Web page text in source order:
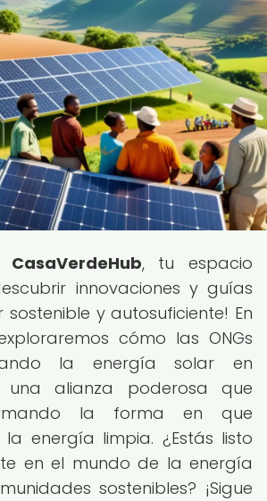
CasaVerdeHub, tu espacio
innovaciones y guías
y autosuficiente! En
cómo las ONGs
la energía solar en
una alianza poderosa que
la forma en que
energía limpia. ¿Estás listo
en el mundo de la energía
sostenibles? ¡Sigue